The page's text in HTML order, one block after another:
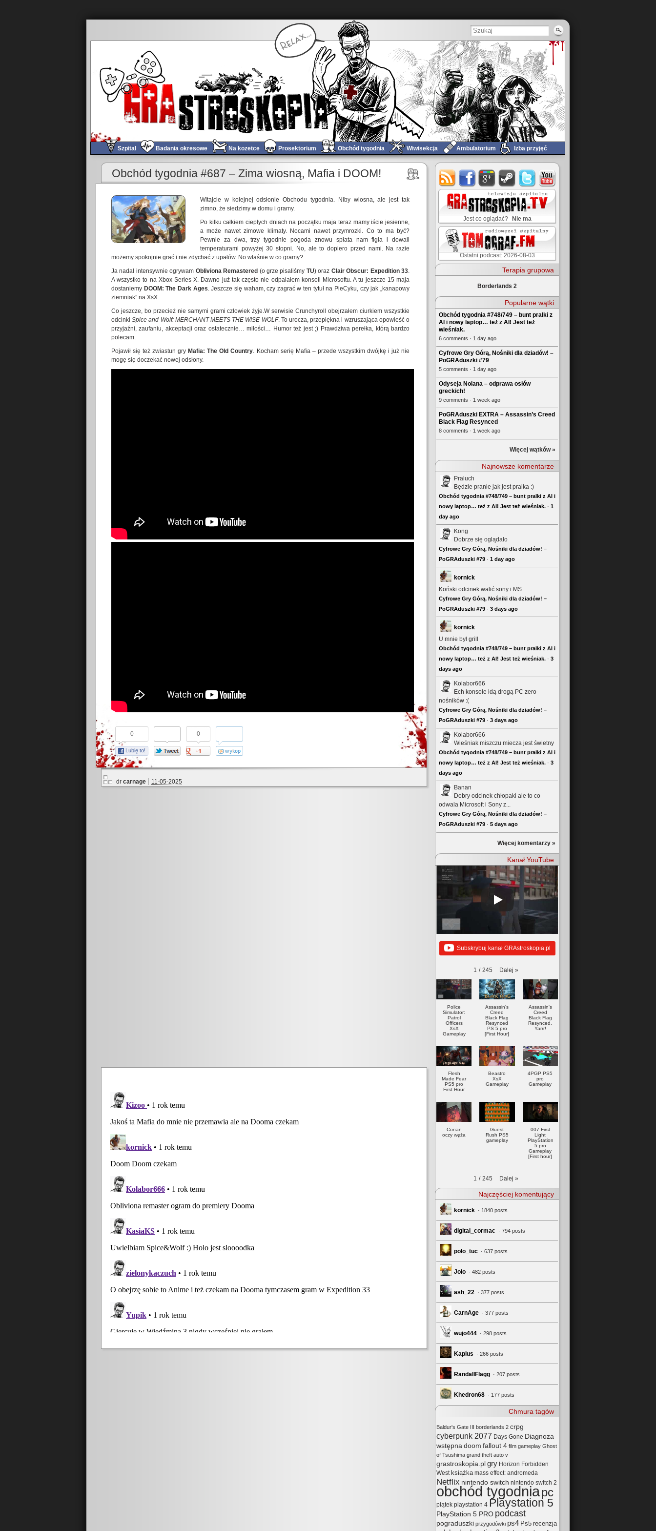
Szpital Badania okresowe Na kozetce Prosektorium Obchód tygodnia Wiwisekcja Ambulatorium Izba przyjęć
Obchód tygodnia #686 – Majóweczka, karkóweczka! Obchód tygodnia #688 – Wybory, Piekło i Ekspedycja 33!»
Obchód tygodnia #687 – Zima wiosną, Mafia i DOOM!
Witajcie w kolejnej odsłonie Obchodu tygodnia. Niby wiosna, ale jest tak
zimno, że siedzimy w domu i gramy.
Po kilku całkiem ciepłych dniach na początku maja teraz mamy iście jesienne,
a może nawet zimowe klimaty. Nocami nawet przymrozki. Co to ma być?
Pewnie za dwa, trzy tygodnie pogoda znowu spłata nam figla i dowali
temperaturami powyżej 30 stopni. No, ale to dopiero przed nami. Na razie
możemy spokojnie grać i nie zdychać z upałów. No właśnie w co gramy?
Ja nadal intensywnie ogrywam Obliviona Remastered (o grze pisaliśmy TU) oraz Clair Obscur: Expedition 33.
A wszystko to na Xbox Series X. Dawno już tak często nie odpalałem konsoli Microsoftu. A tu jeszcze 15 maja
dostaniemy DOOM: The Dark Ages. Jeszcze się waham, czy zagrać w ten tytuł na PieCyku, czy jak „kanapowy
ziemniak” na XsX.
Co jeszcze, bo przecież nie samymi grami człowiek żyje.W serwisie Crunchyroll obejrzałem ciurkiem wszystkie
odcinkiSpice and Wolf: MERCHANT MEETS THE WISE WOLF. To urocza, przepiękna i wzruszająca opowieść o
przyjaźni, zaufaniu, akceptacji oraz ostatecznie… miłości… Humor też jest ;) Prawdziwa perełka, którą bardzo
polecam.
Pojawił się też zwiastun gry Mafia: The Old Country. Kocham serię Mafia – przede wszystkim dwójkę i już nie
mogę się doczekać nowej odsłony.
0
Lubię to!
0
dr carnage 11-05-2025
Jest co oglądać? Nie ma
Ostatni podcast: 2026-08-03
Terapia grupowa
Borderlands 2
Popularne wątki
Obchód tygodnia #748/749 – bunt pralki z
AI i nowy laptop… też z AI! Jest też
wieśniak.
6 comments · 1 day ago
Cyfrowe Gry Górą, Nośniki dla dziadów! –
PoGRAduszki #79
5 comments · 1 day ago
Odyseja Nolana – odprawa osłów
greckich!
9 comments · 1 week ago
PoGRAduszki EXTRA – Assassin’s Creed
Black Flag Resynced
8 comments · 1 week ago
Więcej wątków »
Najnowsze komentarze
Praluch
Będzie pranie jak jest pralka :)
Obchód tygodnia #748/749 – bunt pralki z AI i
nowy laptop… też z AI! Jest też wieśniak. · 1
day ago
Kong
Dobrze się oglądało
Cyfrowe Gry Górą, Nośniki dla dziadów! –
PoGRAduszki #79 · 1 day ago
kornick
Koński odcinek walić sony i MS
Cyfrowe Gry Górą, Nośniki dla dziadów! –
PoGRAduszki #79 · 3 days ago
kornick
U mnie był grill
Obchód tygodnia #748/749 – bunt pralki z AI i
nowy laptop… też z AI! Jest też wieśniak. · 3
days ago
Kolabor666
Ech konsole idą drogą PC zero
nośników :(
Cyfrowe Gry Górą, Nośniki dla dziadów! –
PoGRAduszki #79 · 3 days ago
Kolabor666
Wieśniak miszczu miecza jest świetny
Obchód tygodnia #748/749 – bunt pralki z AI i
nowy laptop… też z AI! Jest też wieśniak. · 3
days ago
Banan
Dobry odcinek chłopaki ale to co
odwala Microsoft i Sony z...
Cyfrowe Gry Górą, Nośniki dla dziadów! –
PoGRAduszki #79 · 5 days ago
Więcej komentarzy »
Kanał YouTube
Subskrybuj kanał GRAstroskopia.pl
1 / 245 Dalej »
Police
Simulator:
Patrol
Officers
XsX
Gameplay
Assassin's
Creed
Black Flag
Resynced
PS 5 pro
[First Hour]
Assassin's
Creed
Black Flag
Resynced.
Yarrr!
Flesh
Made Fear
PS5 pro
First Hour
Beastro
XsX
Gameplay
4PGP PS5
pro
Gameplay
Conan
oczy węża
Guest
Rush PS5
gameplay
007 First
Light
PlayStation
5 pro
Gameplay
[First hour]
1 / 245 Dalej »
Najczęściej komentujący
kornick · 1840 posts
digital_cormac · 794 posts
polo_tuc · 637 posts
Jolo · 482 posts
ash_22 · 377 posts
CarnAge · 377 posts
wujo444 · 298 posts
Kaplus · 266 posts
RandallFlagg · 207 posts
Khedron68 · 177 posts
Chmura tagów
Baldur's Gate III borderlands 2 crpg
cyberpunk 2077 Days Gone Diagnoza
wstępnadoom fallout 4 film gameplay Ghost
of Tsushima grand theft auto v
grastroskopia.pl gry Horizon Forbidden
West książka mass effect: andromeda
Netflix nintendo switch nintendo switch 2
obchód tygodniapc
piątek playstation 4 Playstation 5
PlayStation 5 PRO podcast
pograduszki przygodówki ps4 Ps5 recenzja